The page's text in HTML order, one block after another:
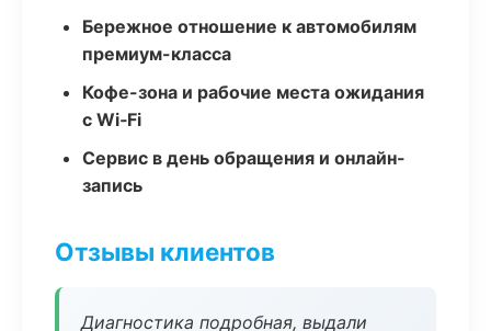
Бережное отношение к автомобилям
премиум-класса
Кофе-зона и рабочие места ожидания
с Wi‑Fi
Сервис в день обращения и онлайн-
запись
Отзывы клиентов
Диагностика подробная, выдали